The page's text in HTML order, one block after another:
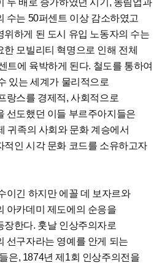
두 배로 증가하였던 시기, 농림업과
수는 50퍼센트 이상 감소하였고
위하게 된 도시 유입 노동자의 수는
모빌리티 혁명으로 인해 전체
트에 육박하게 된다. 철도를 통하여
있는 세계가 물리적으로
랑스를 경제적, 사회적으로
선도했던 이들 부르주아지들은
귀족의 사회와 문화 계승에서
적인 시각 문화 코드를 소유하고자
이긴 하지만 에꼴 데 보자르와
아카데미 제도에의 순응을
장한다. 훗날 인상주의자로
선구자라는 영예를 안게 되는
은, 1874년 제1회 인상주의전을